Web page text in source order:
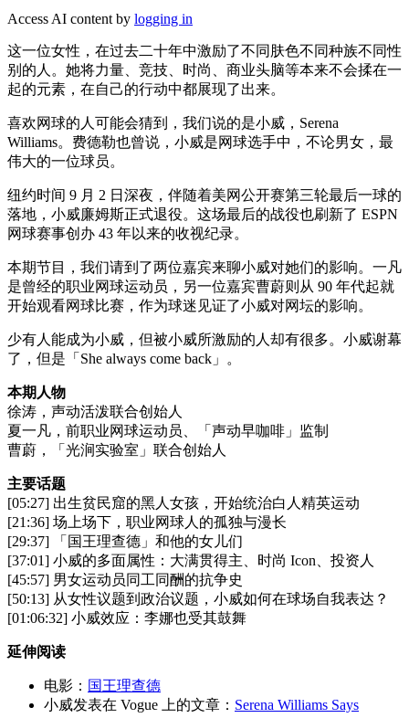
Access AI content by logging in
这一位女性，在过去二十年中激励了不同肤色不同种族不同性
别的人。她将力量、竞技、时尚、商业头脑等本来不会揉在一
起的元素，在自己的行动中都展现了出来。
喜欢网球的人可能会猜到，我们说的是小威，Serena
Williams。费德勒也曾说，小威是网球选手中，不论男女，最
伟大的一位球员。
纽约时间 9 月 2 日深夜，伴随着美网公开赛第三轮最后一球的
落地，小威廉姆斯正式退役。这场最后的战役也刷新了 ESPN
网球赛事创办 43 年以来的收视纪录。
本期节目，我们请到了两位嘉宾来聊小威对她们的影响。一凡
是曾经的职业网球运动员，另一位嘉宾曹蔚则从 90 年代起就
开始观看网球比赛，作为球迷见证了小威对网坛的影响。
少有人能成为小威，但被小威所激励的人却有很多。小威谢幕
了，但是「She always come back」。
本期人物
徐涛，声动活泼联合创始人
夏一凡，前职业网球运动员、「声动早咖啡」监制
曹蔚，「光涧实验室」联合创始人
主要话题
[05:27] 出生贫民窟的黑人女孩，开始统治白人精英运动
[21:36] 场上场下，职业网球人的孤独与漫长
[29:37] 「国王理查德」和他的女儿们
[37:01] 小威的多面属性：大满贯得主、时尚 Icon、投资人
[45:57] 男女运动员同工同酬的抗争史
[50:13] 从女性议题到政治议题，小威如何在球场自我表达？
[01:06:32] 小威效应：李娜也受其鼓舞
延伸阅读
电影： 国王理查德
小威发表在 Vogue 上的文章： Serena Williams Says